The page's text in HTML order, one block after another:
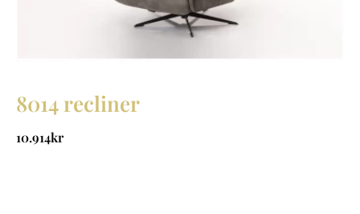
8014 recliner
10.914kr